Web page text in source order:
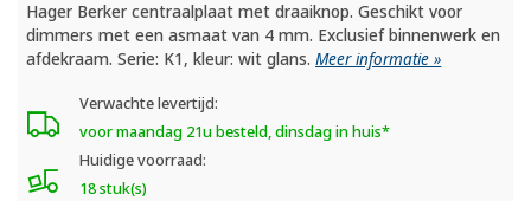
Hager Berker centraalplaat met draaiknop. Geschikt voor
dimmers met een asmaat van 4 mm. Exclusief binnenwerk en
afdekraam. Serie: K1, kleur: wit glans.Meer informatie »
Verwachte levertijd:
voor maandag 21u besteld, dinsdag in huis*
Huidige voorraad:
18 stuk(s)